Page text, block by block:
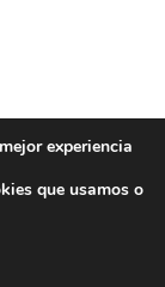
experiencia
que usamos o